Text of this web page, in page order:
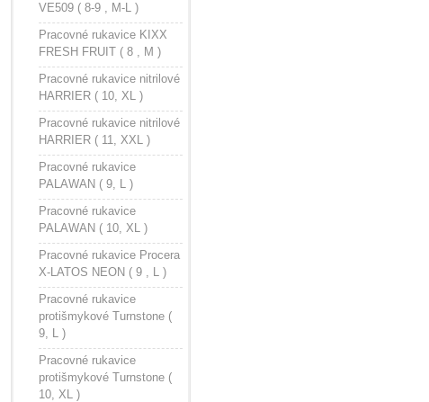
VE509 ( 8-9 , M-L )
Pracovné rukavice KIXX
FRESH FRUIT ( 8 , M )
Pracovné rukavice nitrilové
HARRIER ( 10, XL )
Pracovné rukavice nitrilové
HARRIER ( 11, XXL )
Pracovné rukavice
PALAWAN ( 9, L )
Pracovné rukavice
PALAWAN ( 10, XL )
Pracovné rukavice Procera
X-LATOS NEON ( 9 , L )
Pracovné rukavice
protišmykové Turnstone (
9, L )
Pracovné rukavice
protišmykové Turnstone (
10, XL )